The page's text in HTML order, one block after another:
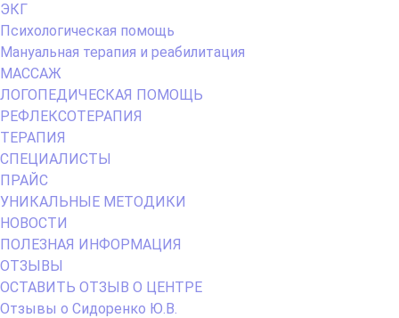
ЭКГ
Психологическая помощь
Мануальная терапия и реабилитация
МАССАЖ
ЛОГОПЕДИЧЕСКАЯ ПОМОЩЬ
РЕФЛЕКСОТЕРАПИЯ
ТЕРАПИЯ
СПЕЦИАЛИСТЫ
ПРАЙС
УНИКАЛЬНЫЕ МЕТОДИКИ
НОВОСТИ
ПОЛЕЗНАЯ ИНФОРМАЦИЯ
ОТЗЫВЫ
ОСТАВИТЬ ОТЗЫВ О ЦЕНТРЕ
Отзывы о Сидоренко Ю.В.